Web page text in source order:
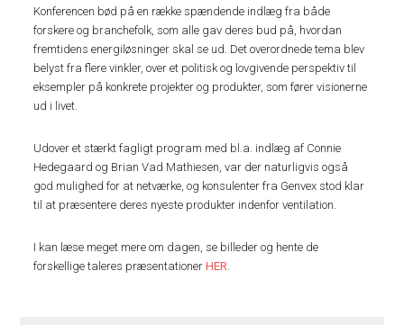
Konferencen bød på en række spændende indlæg fra både
forskere og branchefolk, som alle gav deres bud på, hvordan
fremtidens energiløsninger skal se ud. Det overordnede tema blev
belyst fra flere vinkler, over et politisk og lovgivende perspektiv til
eksempler på konkrete projekter og produkter, som fører visionerne
ud i livet.
Udover et stærkt fagligt program med bl.a. indlæg af Connie
Hedegaard og Brian Vad Mathiesen, var der naturligvis også
god mulighed for at netværke, og konsulenter fra Genvex stod klar
til at præsentere deres nyeste produkter indenfor ventilation.
I kan læse meget mere om dagen, se billeder og hente de
forskellige taleres præsentationerHER